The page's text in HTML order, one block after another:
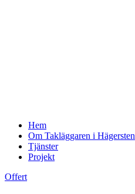
Hem
Om Takläggaren i Hägersten
Tjänster
Projekt
Offert